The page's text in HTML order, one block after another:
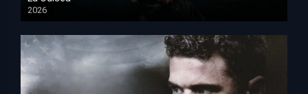
2026
TS Screener